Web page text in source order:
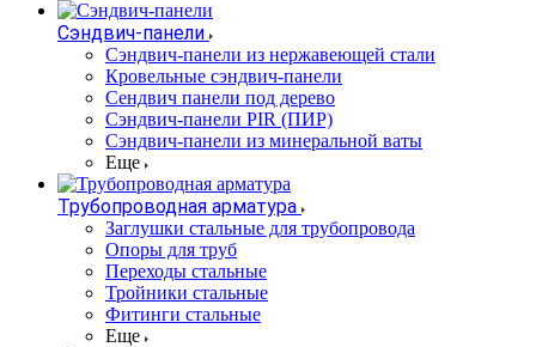
Сэндвич-панели
Cэндвич-панели из нержавеющей стали
Кровельные сэндвич-панели
Сендвич панели под дерево
Сэндвич-панели PIR (ПИР)
Сэндвич-панели из минеральной ваты
Еще
Трубопроводная арматура
Заглушки стальные для трубопровода
Опоры для труб
Переходы стальные
Тройники стальные
Фитинги стальные
Еще